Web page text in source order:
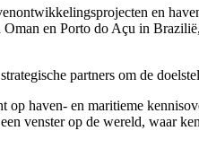
en
en Porto do Açu in
partners om de
haven- en maritieme
venster op de wereld, waar